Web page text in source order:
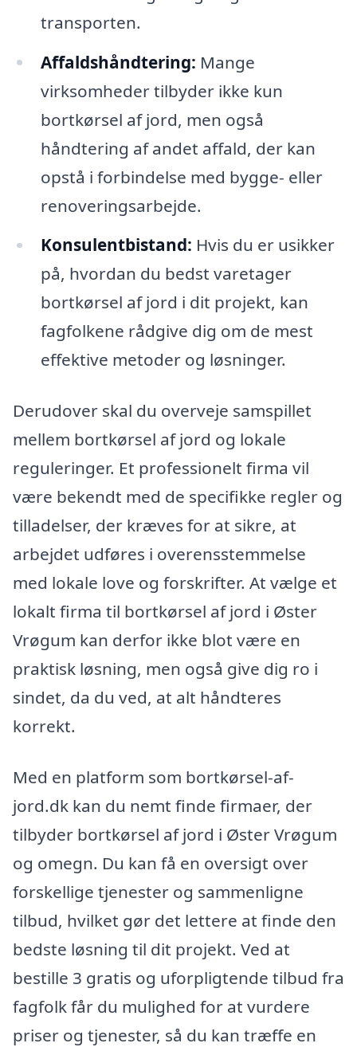
transporten.
Affaldshåndtering: Mange
virksomheder tilbyder ikke kun
bortkørsel af jord, men også
håndtering af andet affald, der kan
opstå i forbindelse med bygge- eller
renoveringsarbejde.
Konsulentbistand: Hvis du er usikker
på, hvordan du bedst varetager
bortkørsel af jord i dit projekt, kan
fagfolkene rådgive dig om de mest
effektive metoder og løsninger.
Derudover skal du overveje samspillet
mellem bortkørsel af jord og lokale
reguleringer. Et professionelt firma vil
være bekendt med de specifikke regler og
tilladelser, der kræves for at sikre, at
arbejdet udføres i overensstemmelse
med lokale love og forskrifter. At vælge et
lokalt firma til bortkørsel af jord i Øster
Vrøgum kan derfor ikke blot være en
praktisk løsning, men også give dig ro i
sindet, da du ved, at alt håndteres
korrekt.
Med en platform som bortkørsel-af-
jord.dk kan du nemt finde firmaer, der
tilbyder bortkørsel af jord i Øster Vrøgum
og omegn. Du kan få en oversigt over
forskellige tjenester og sammenligne
tilbud, hvilket gør det lettere at finde den
bedste løsning til dit projekt. Ved at
bestille 3 gratis og uforpligtende tilbud fra
fagfolk får du mulighed for at vurdere
priser og tjenester, så du kan træffe en